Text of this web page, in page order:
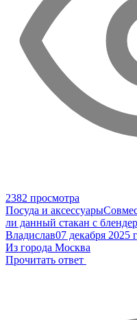
2382 просмотра
Посуда и аксессуары
ли данный стакан с
Владислав07 декабря 2025
Из города Москва
Прочитать ответ